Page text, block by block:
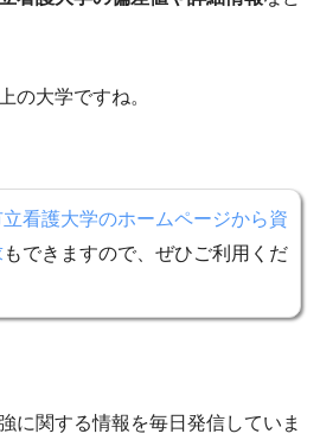
の大学ですね。
看護大学のホームページから資
もできますので、ぜひご利用くだ
に関する情報を毎日発信していま